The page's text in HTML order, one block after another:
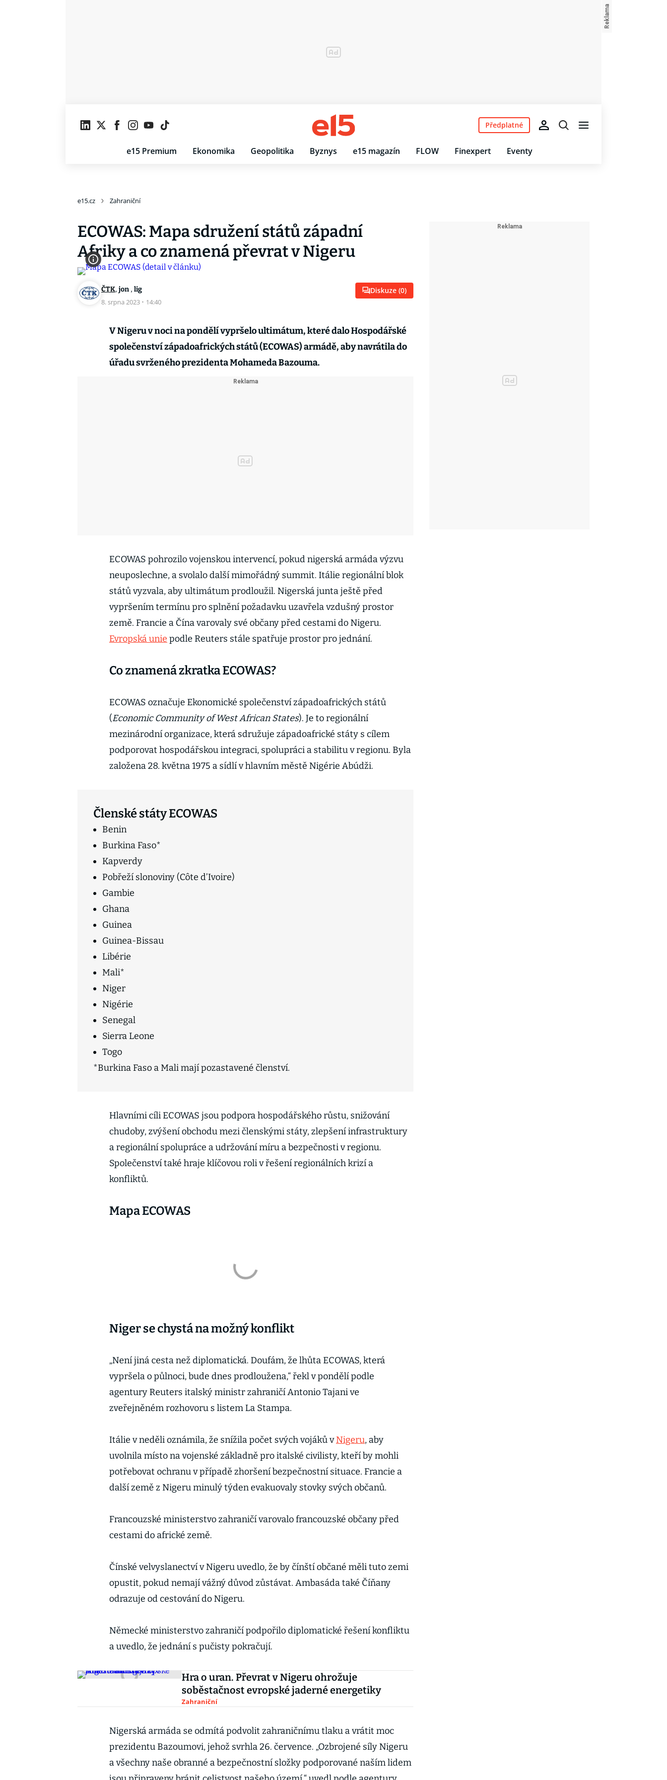
e15 Premium Ekonomika Geopolitika Byznys e15 magazín FLOW Finexpert Eventy
Předplatné
e15.cz Zahraniční
ECOWAS: Mapa sdružení států západní
Afriky a co znamená převrat v Nigeru
ČTK, jon , lig
8. srpna 2023 · 14:40
Diskuze (0)
V Nigeru v noci na pondělí vypršelo ultimátum, které dalo Hospodářské
společenství západoafrických států (ECOWAS) armádě, aby navrátila do
úřadu svrženého prezidenta Mohameda Bazouma.
ECOWAS pohrozilo vojenskou intervencí, pokud nigerská armáda výzvu
neuposlechne, a svolalo další mimořádný summit. Itálie regionální blok
států vyzvala, aby ultimátum prodloužil. Nigerská junta ještě před
vypršením termínu pro splnění požadavku uzavřela vzdušný prostor
země. Francie a Čína varovaly své občany před cestami do Nigeru.
Evropská unie podle Reuters stále spatřuje prostor pro jednání.
Co znamená zkratka ECOWAS?
ECOWAS označuje Ekonomické společenství západoafrických států
(Economic Community of West African States). Je to regionální
mezinárodní organizace, která sdružuje západoafrické státy s cílem
podporovat hospodářskou integraci, spolupráci a stabilitu v regionu. Byla
založena 28. května 1975 a sídlí v hlavním městě Nigérie Abúdži.
Členské státy ECOWAS
Benin
Burkina Faso*
Kapverdy
Pobřeží slonoviny (Côte d’Ivoire)
Gambie
Ghana
Guinea
Guinea-Bissau
Libérie
Mali*
Niger
Nigérie
Senegal
Sierra Leone
Togo
*Burkina Faso a Mali mají pozastavené členství.
Hlavními cíli ECOWAS jsou podpora hospodářského růstu, snižování
chudoby, zvýšení obchodu mezi členskými státy, zlepšení infrastruktury
a regionální spolupráce a udržování míru a bezpečnosti v regionu.
Společenství také hraje klíčovou roli v řešení regionálních krizí a
konfliktů.
Mapa ECOWAS
Niger se chystá na možný konflikt
„Není jiná cesta než diplomatická. Doufám, že lhůta ECOWAS, která
vypršela o půlnoci, bude dnes prodloužena,“ řekl v pondělí podle
agentury Reuters italský ministr zahraničí Antonio Tajani ve
zveřejněném rozhovoru s listem La Stampa.
Itálie v neděli oznámila, že snížila počet svých vojáků vNigeru, aby
uvolnila místo na vojenské základně pro italské civilisty, kteří by mohli
potřebovat ochranu v případě zhoršení bezpečnostní situace. Francie a
další země z Nigeru minulý týden evakuovaly stovky svých občanů.
Francouzské ministerstvo zahraničí varovalo francouzské občany před
cestami do africké země.
Čínské velvyslanectví v Nigeru uvedlo, že by čínští občané měli tuto zemi
opustit, pokud nemají vážný důvod zůstávat. Ambasáda také Číňany
odrazuje od cestování do Nigeru.
Německé ministerstvo zahraničí podpořilo diplomatické řešení konfliktu
a uvedlo, že jednání s pučisty pokračují.
Hra o uran. Převrat v Nigeru ohrožuje
soběstačnost evropské jaderné energetiky
Zahraniční
Nigerská armáda se odmítá podvolit zahraničnímu tlaku a vrátit moc
prezidentu Bazoumovi, jehož svrhla 26. července. „Ozbrojené síly Nigeru
a všechny naše obranné a bezpečnostní složky podporované naším lidem